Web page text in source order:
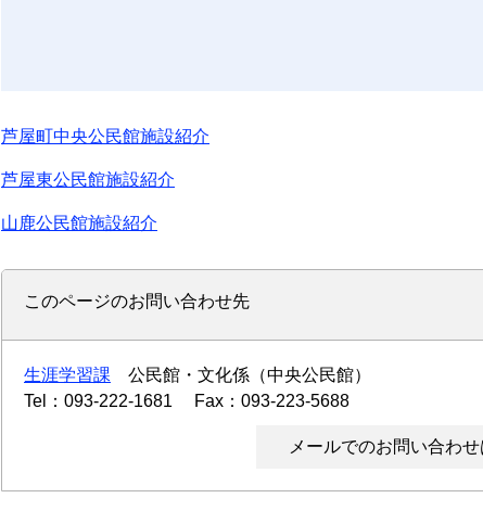
芦屋町中央公民館施設紹介
芦屋東公民館施設紹介
山鹿公民館施設紹介
このページのお問い合わせ先
生涯学習課
公民館・文化係（中央公民館）
Tel：093-222-1681
Fax：093-223-5688
メールでのお問い合わ